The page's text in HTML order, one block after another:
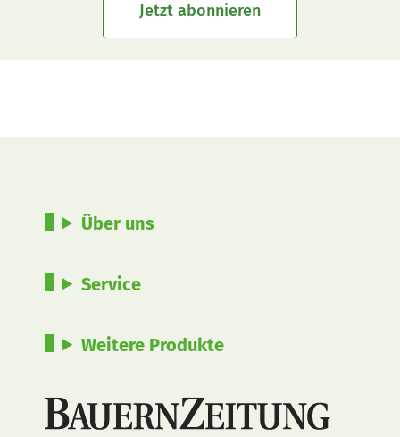
Jetzt abonnieren
Über uns
Service
Weitere Produkte